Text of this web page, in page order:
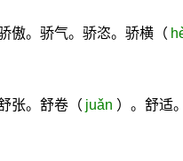
傲。骄气。骄恣。骄横（
张。舒卷（ juǎn ）。舒适